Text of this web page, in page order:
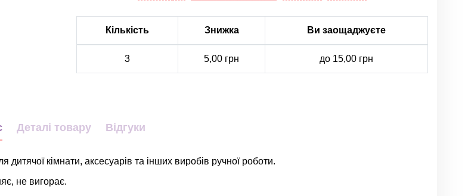
Кількість Знижка Ви заощаджуєте
3 5,00 грн до 15,00 грн
Деталі товару Відгуки
кімнати, аксесуарів та інших виробів ручної роботи.
не вигорає.